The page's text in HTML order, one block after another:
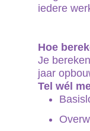
iedere
Hoe
Je
jaar
Tel wél